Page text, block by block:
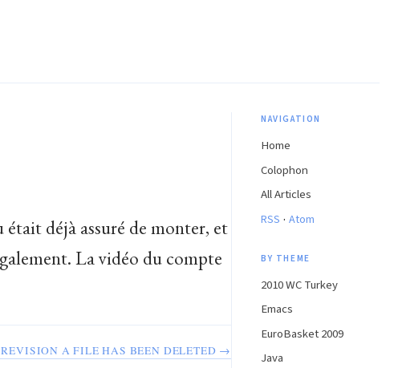
déjà assuré de monter, et
La vidéo du compte
A FILE HAS BEEN DELETED →
NAVIGATION
Home
Colophon
All Articles
RSS · Atom
BY THEME
2010 WC Turkey
Emacs
EuroBasket 2009
Java